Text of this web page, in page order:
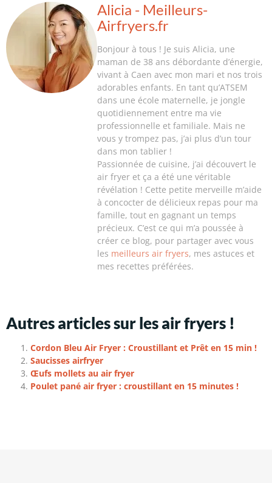
Alicia - Meilleurs-
Airfryers.fr
Bonjour à tous ! Je suis Alicia, une
maman de 38 ans débordante d’énergie,
vivant à Caen avec mon mari et nos trois
adorables enfants. En tant qu’ATSEM
dans une école maternelle, je jongle
quotidiennement entre ma vie
professionnelle et familiale. Mais ne
vous y trompez pas, j’ai plus d’un tour
dans mon tablier !
Passionnée de cuisine, j’ai découvert le
air fryer et ça a été une véritable
révélation ! Cette petite merveille m’aide
à concocter de délicieux repas pour ma
famille, tout en gagnant un temps
précieux. C’est ce qui m’a poussée à
créer ce blog, pour partager avec vous
les meilleurs air fryers, mes astuces et
mes recettes préférées.
Autres articles sur les air fryers !
Cordon Bleu Air Fryer : Croustillant et Prêt en 15 min !
Saucisses airfryer
Œufs mollets au air fryer
Poulet pané air fryer : croustillant en 15 minutes !